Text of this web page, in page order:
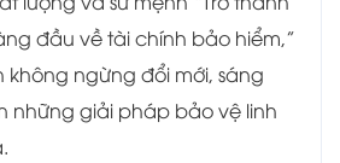
đầu về tài chính bảo hiểm,”
không ngừng đổi mới, sáng
những giải pháp bảo vệ linh